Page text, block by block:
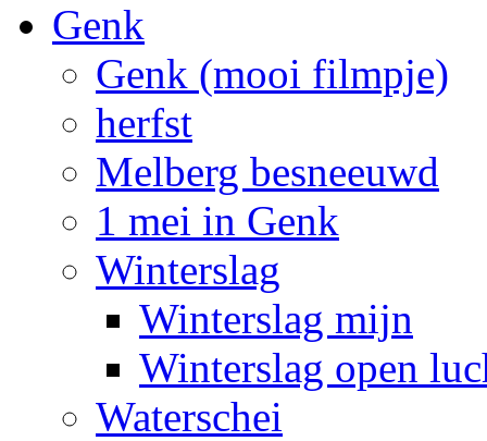
Genk
Genk (mooi filmpje)
herfst
Melberg besneeuwd
1 mei in Genk
Winterslag
Winterslag mijn
Winterslag open
Waterschei